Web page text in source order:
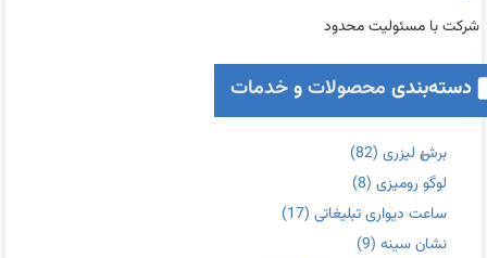
شرکت با مسئولیت محدود
دسته‌بندی محصولاتوخدمات
برش لیزری (82)
لوگو رومیزی (8)
ساعت دیواری تبلیغاتی (17)
نشان سینه (9)